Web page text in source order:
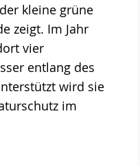
kleine grüne
zeigt. Im Jahr
vier
entlang des
wird sie
im